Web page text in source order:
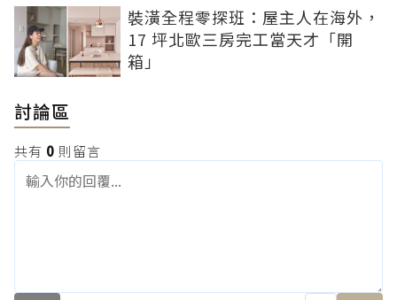
裝潢全程零探班：屋主人在海外，
17 坪北歐三房完工當天才「開
箱」
討論區
共有 0 則留言